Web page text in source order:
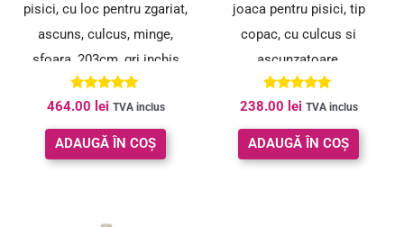
pisici, cu loc pentru zgariat,
ascuns, culcus, minge,
sfoara, 203cm, gri inchis
Evaluat la
5.00
din 5
464.00 lei TVA inclus
ADAUGĂ ÎN COȘ
joaca pentru pisici, tip
copac, cu culcus si
ascunzatoare,
50x40x110cm, gri deschis
Evaluat la
5.00
din 5
238.00 lei TVA inclus
ADAUGĂ ÎN COȘ